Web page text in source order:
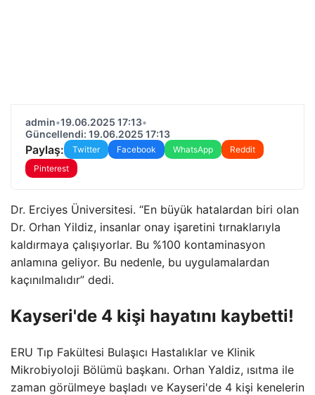
admin•19.06.2025 17:13•
Güncellendi: 19.06.2025 17:13
Paylaş: Twitter Facebook WhatsApp
Reddit
Pinterest
Dr. Erciyes Üniversitesi. “En büyük hatalardan biri olan
Dr. Orhan Yildiz, insanlar onay işaretini tırnaklarıyla
kaldırmaya çalışıyorlar. Bu %100 kontaminasyon
anlamına geliyor. Bu nedenle, bu uygulamalardan
kaçınılmalıdır” dedi.
Kayseri'de 4 kişi hayatını kaybetti!
ERU Tıp Fakültesi Bulaşıcı Hastalıklar ve Klinik
Mikrobiyoloji Bölümü başkanı. Orhan Yaldiz, ısıtma ile
zaman görülmeye başladı ve Kayseri'de 4 kişi kenelerin